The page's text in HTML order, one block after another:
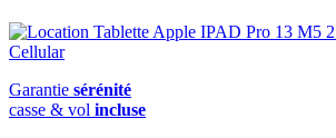
Garantie sérénité
casse & vol incluse